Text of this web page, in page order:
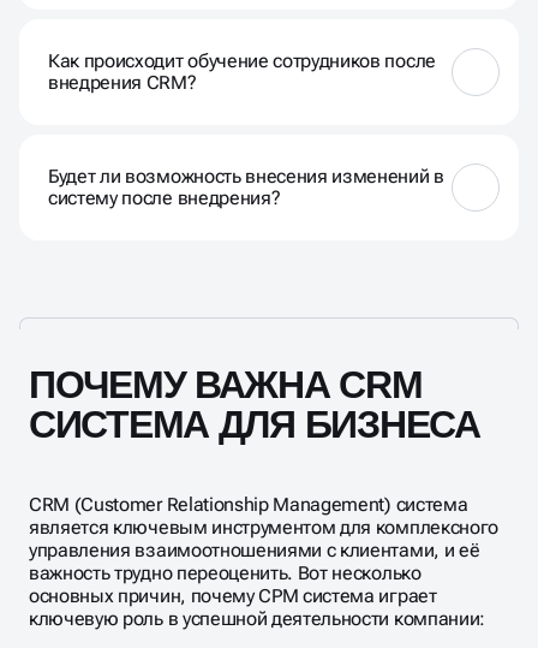
нескольких недель до нескольких месяцев.
Как происходит обучение сотрудников после
внедрения CRM?
материалы и персональную поддержку.
Будет ли возможность внесения изменений в
систему после внедрения?
вашего бизнеса.
ПОЧЕМУ ВАЖНА CRM
СИСТЕМА ДЛЯ БИЗНЕСА
CRM (Customer Relationship Management) система
является ключевым инструментом для комплексного
управления взаимоотношениями с клиентами, и её
важность трудно переоценить. Вот несколько
основных причин, почему СРМ система играет
ключевую роль в успешной деятельности компании: